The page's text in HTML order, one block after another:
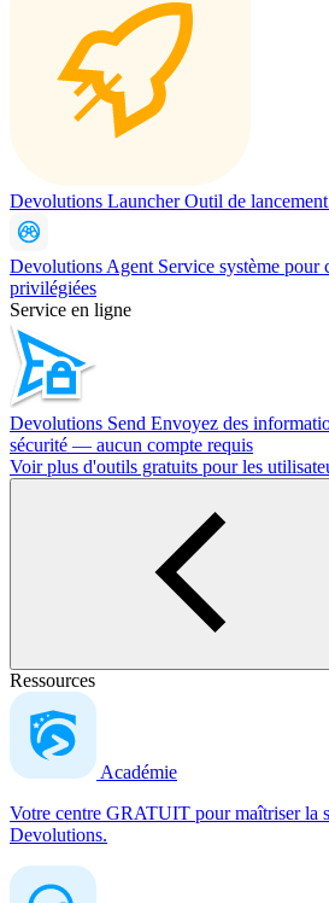
Devolutions LauncherOutil de
Devolutions Agent Service système pour
privilégiées
Service en ligne
Devolutions Send Envoyez des
sécurité — aucun compte requis
Voir plus d'outils gratuits pour les
Ressources
Académie
Votre centre GRATUIT pour maîtriser la
Devolutions.